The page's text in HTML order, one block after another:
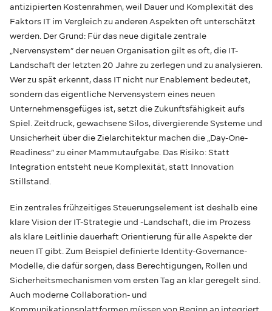
antizipierten Kostenrahmen, weil Dauer und Komplexität des
Faktors IT im Vergleich zu anderen Aspekten oft unterschätzt
werden. Der Grund: Für das neue digitale zentrale
„Nervensystem” der neuen Organisation gilt es oft, die IT-
Landschaft der letzten 20 Jahre zu zerlegen und zu analysieren.
Wer zu spät erkennt, dass IT nicht nur Enablement bedeutet,
sondern das eigentliche Nervensystem eines neuen
Unternehmensgefüges ist, setzt die Zukunftsfähigkeit aufs
Spiel. Zeitdruck, gewachsene Silos, divergierende Systeme und
Unsicherheit über die Zielarchitektur machen die „Day-One-
Readiness“ zu einer Mammutaufgabe. Das Risiko: Statt
Integration entsteht neue Komplexität, statt Innovation
Stillstand.
Ein zentrales frühzeitiges Steuerungselement ist deshalb eine
klare Vision der IT-Strategie und -Landschaft, die im Prozess
als klare Leitlinie dauerhaft Orientierung für alle Aspekte der
neuen IT gibt. Zum Beispiel definierte Identity-Governance-
Modelle, die dafür sorgen, dass Berechtigungen, Rollen und
Sicherheitsmechanismen vom ersten Tag an klar geregelt sind.
Auch moderne Collaboration- und